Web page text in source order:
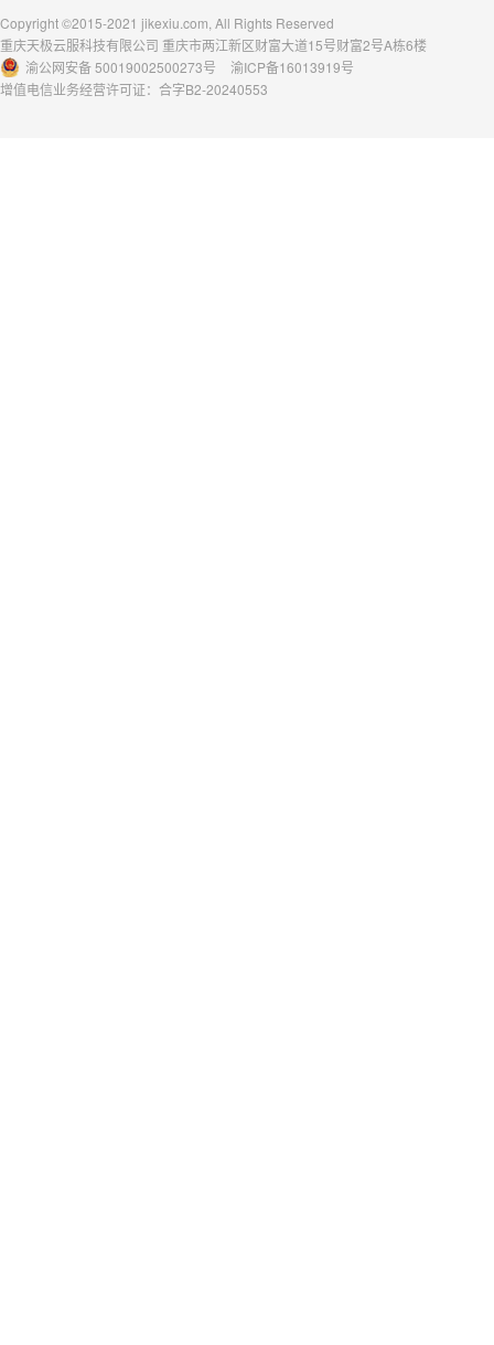
Copyright ©2015-2021 jikexiu.com, All Rights Reserved
重庆天极云服科技有限公司 重庆市两江新区财富大道15号财富2号A栋6楼
渝公网安备 50019002500273号
渝ICP备16013919号
增值电信业务经营许可证：合字B2-20240553